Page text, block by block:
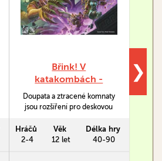
Břink! V
katakombách -
Doupata a zracené
komnaty
Doupata a ztracené komnaty
jsou rozšíření pro deskovou
Najdete v něm legendární
ztracené komnaty s
Hráčů
2-4
Věk
12 let
Délka hry
40-90
❯